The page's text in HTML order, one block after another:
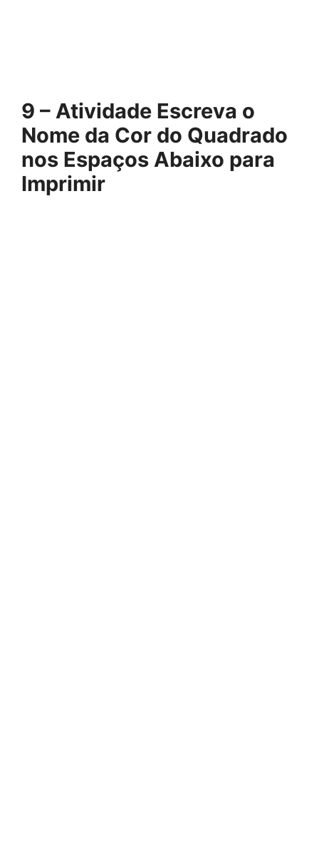
9 – Atividade Escreva o
Nome da Cor do Quadrado
nos Espaços Abaixo para
Imprimir